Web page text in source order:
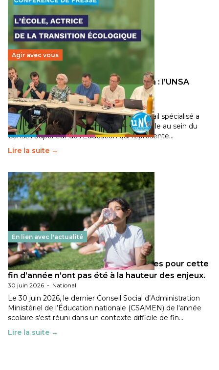
Agir avec vous
Transition écologique de l’éducation : l’UNSA
Éducation fait bouger les lignes
30 juin 2026-National
Pendant plusieurs mois, un groupe de travail spécialisé a
travaillé sur la transition écologique de l’Ecole au sein du
Conseil Supérieur de l’Éducation qui représente…
Lire la suite →
En lien avec l'actualité
Les décisions ministérielles attendues pour cette
fin d’année n’ont pas été à la hauteur des enjeux.
30 juin 2026 - National
Le 30 juin 2026, le dernier Conseil Social d’Administration
Ministériel de l’Éducation nationale (CSAMEN) de l'année
scolaire s’est réuni dans un contexte difficile de fin…
Lire la suite →